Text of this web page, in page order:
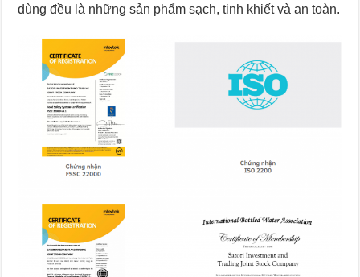
dùng đều là những sản phẩm sạch, tinh khiết và an toàn.